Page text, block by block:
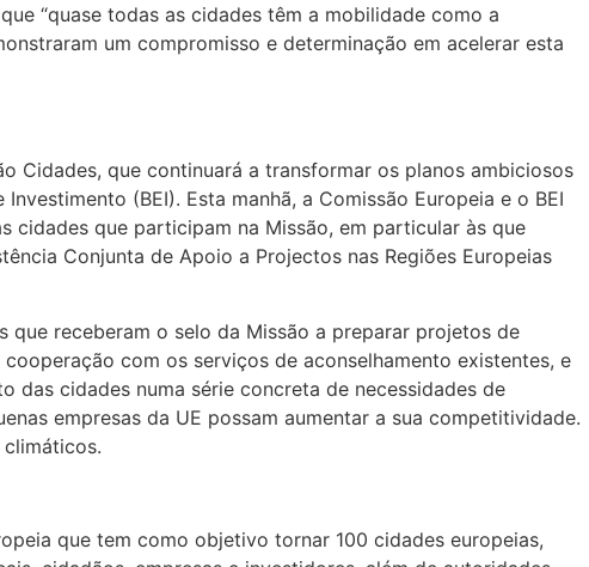
“quase todas as cidades têm a mobilidade como a
um compromisso e determinação em acelerar esta
Cidades, que continuará a transformar os planos ambiciosos
(BEI). Esta manhã, a Comissão Europeia e o BEI
cidades que participam na Missão, em particular às que
Conjunta de Apoio a Projectos nas Regiões Europeias
que receberam o selo da Missão a preparar projetos de
com os serviços de aconselhamento existentes, e
cidades numa série concreta de necessidades de
empresas da UE possam aumentar a sua competitividade.
que tem como objetivo tornar 100 cidades europeias,